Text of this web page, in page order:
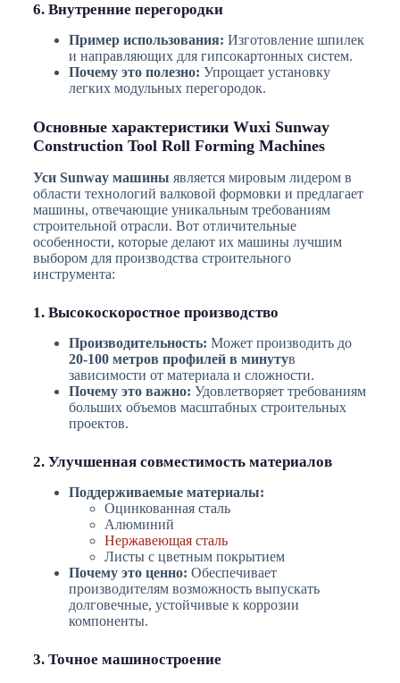
6. Внутренние перегородки
Пример использования: Изготовление шпилек
и направляющих для гипсокартонных систем.
Почему это полезно: Упрощает установку
легких модульных перегородок.
Основные характеристики Wuxi Sunway
Construction Tool Roll Forming Machines
Уси Sunway машины является мировым лидером в
области технологий валковой формовки и предлагает
машины, отвечающие уникальным требованиям
строительной отрасли. Вот отличительные
особенности, которые делают их машины лучшим
выбором для производства строительного
инструмента:
1. Высокоскоростное производство
Производительность: Может производить до
20-100 метров профилей в минутув
зависимости от материала и сложности.
Почему это важно: Удовлетворяет требованиям
больших объемов масштабных строительных
проектов.
2. Улучшенная совместимость материалов
Поддерживаемые материалы:
Оцинкованная сталь
Алюминий
Нержавеющая сталь
Листы с цветным покрытием
Почему это ценно: Обеспечивает
производителям возможность выпускать
долговечные, устойчивые к коррозии
компоненты.
3. Точное машиностроение